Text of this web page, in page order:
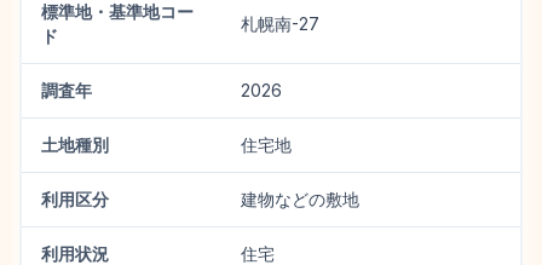
標準地・基準地コー
ド
札幌南-27
調査年 2026
土地種別 住宅地
利用区分 建物などの敷地
利用状況 住宅